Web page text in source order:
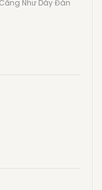
Như Dây Đàn